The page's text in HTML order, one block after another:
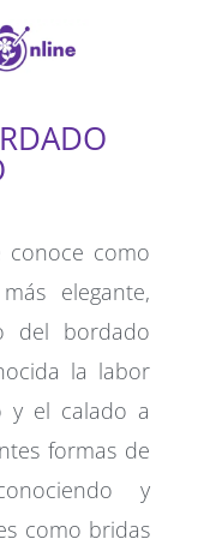
conoce como
elegante,
del bordado
la labor
y el calado a
formas de
y
como bridas